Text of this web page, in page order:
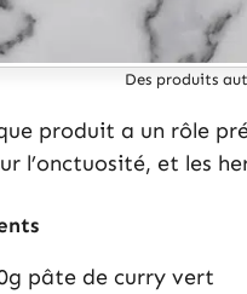
Des produits
produit a un rôle
l’onctuosité, et les
pâte de curry vert